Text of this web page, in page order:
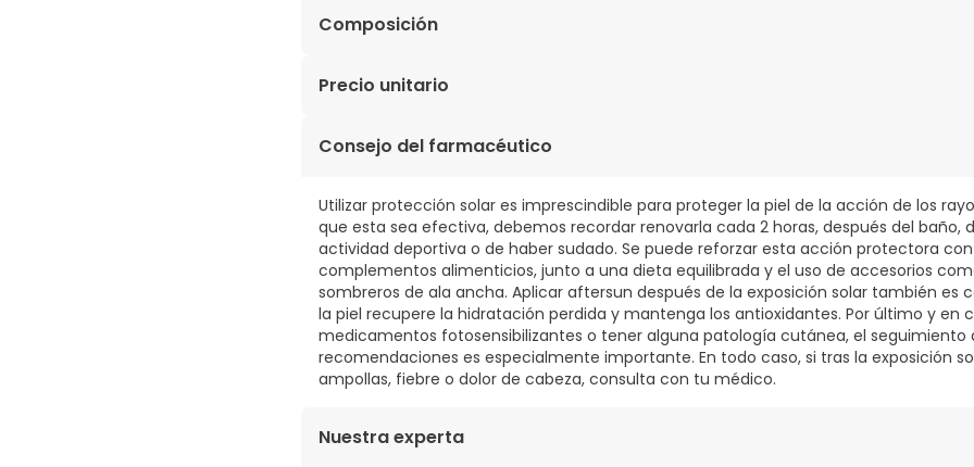
Composición
480 mg Fernblock® 5mcg. Vitamina D2mg. Luteína 20mg. Vitamina C 3mg. Vitamina E
Precio unitario
0,73€ / Cápsulas
Consejo del farmacéutico
Utilizar protección solar es imprescindible para proteger la piel de la acción de los
que esta sea efectiva, debemos recordar renovarla cada 2 horas, después del baño,
actividad deportiva o de haber sudado. Se puede reforzar esta acción protectora
complementos alimenticios, junto a una dieta equilibrada y el uso de accesorios
sombreros de ala ancha. Aplicar aftersun después de la exposición solar también es
la piel recupere la hidratación perdida y mantenga los antioxidantes. Por último y en
medicamentos fotosensibilizantes o tener alguna patología cutánea, el seguimiento
recomendaciones es especialmente importante. En todo caso, si tras la exposición
ampollas, fiebre o dolor de cabeza, consulta con tu médico.
Nuestra experta